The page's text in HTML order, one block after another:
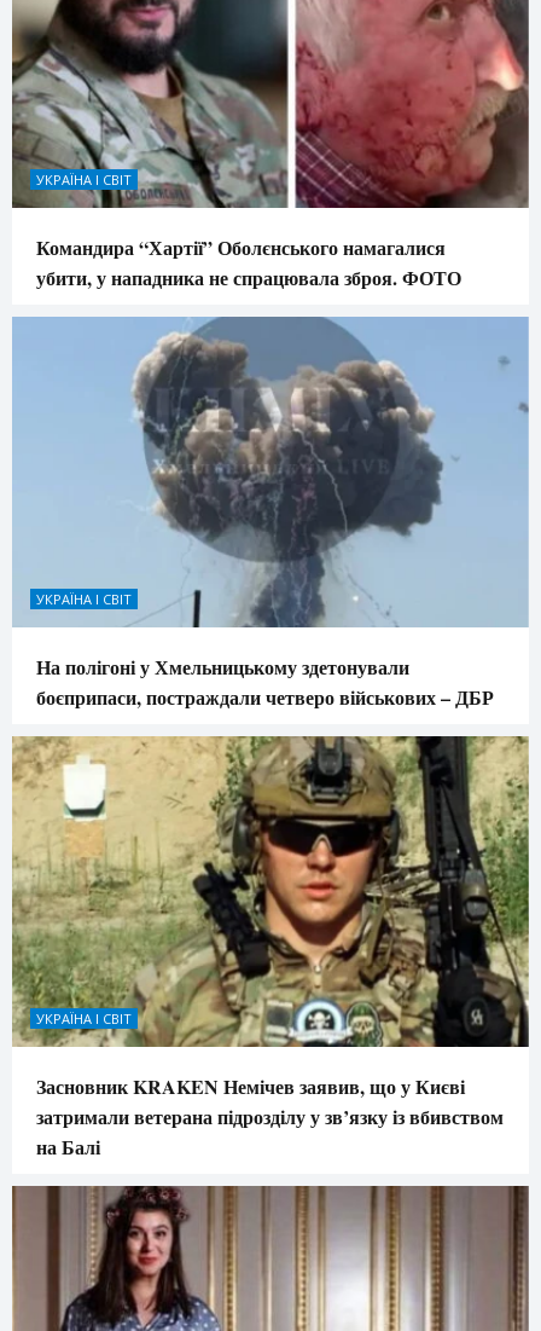
УКРАЇНА І СВІТ
Командира “Хартії” Оболєнського намагалися
убити, у нападника не спрацювала зброя. ФОТО
УКРАЇНА І СВІТ
На полігоні у Хмельницькому здетонували
боєприпаси, постраждали четверо військових – ДБР
УКРАЇНА І СВІТ
Засновник KRAKEN Немічев заявив, що у Києві
затримали ветерана підрозділу у зв’язку із вбивством
на Балі